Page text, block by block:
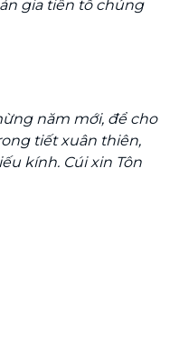
gia tiên tổ chúng
năm mới, để cho
tiết xuân thiên,
kính. Cúi xin Tôn